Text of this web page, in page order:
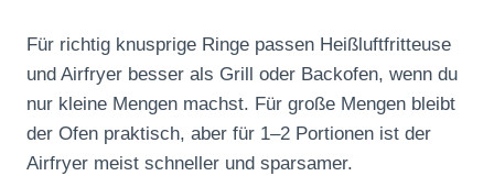
Für richtig knusprige Ringe passen Heißluftfritteuse
und Airfryer besser als Grill oder Backofen, wenn du
nur kleine Mengen machst. Für große Mengen bleibt
der Ofen praktisch, aber für 1–2 Portionen ist der
Airfryer meist schneller und sparsamer.